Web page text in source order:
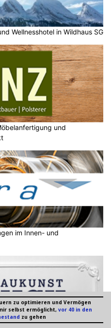
Wellnesshotel in Wildhaus SG
und
im Innen- und